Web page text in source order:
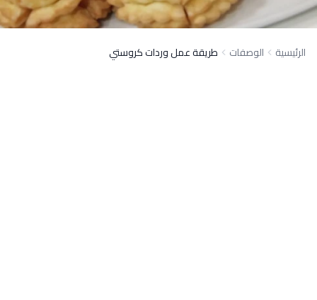
الرئيسية الوصفات طريقة عمل وردات كروستي